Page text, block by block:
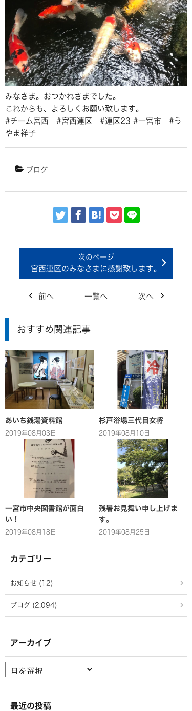
みなさま。おつかれさまでした。
これからも、よろしくお願い致します。
#チーム宮西 #宮西連区 #連区23 #一宮市 #う
やま祥子
ブログ
宮西連区のみなさまに感謝致します。
前へ 一覧へ 次へ
おすすめ関連記事
あいち銭湯資料館
2019年08月03日
杉戸浴場三代目女将
2019年08月10日
一宮市中央図書館が面白
い！
2019年08月18日
残暑お見舞い申し上げま
す。
2019年08月25日
カテゴリー
お知らせ (12)
ブログ (2,094)
アーカイブ
ー
ブ
最近の投稿